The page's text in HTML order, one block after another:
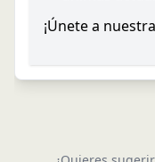
¡Únete a